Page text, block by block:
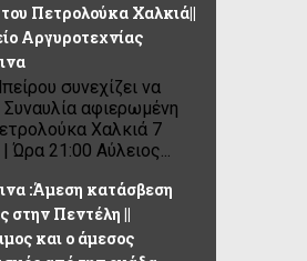
Πετρολούκα Χαλκιά||
Αργυροτεχνίας
συνεχίζει να
Συναυλία αφιερωμένη
Χαλκιά 7
Ώρα 21:00 Αύλειος...
:Άμεση κατάσβεση
στην Πεντέλη ||
και ο άμεσος